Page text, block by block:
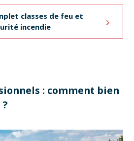
classes de feu et
incendie
: comment bien